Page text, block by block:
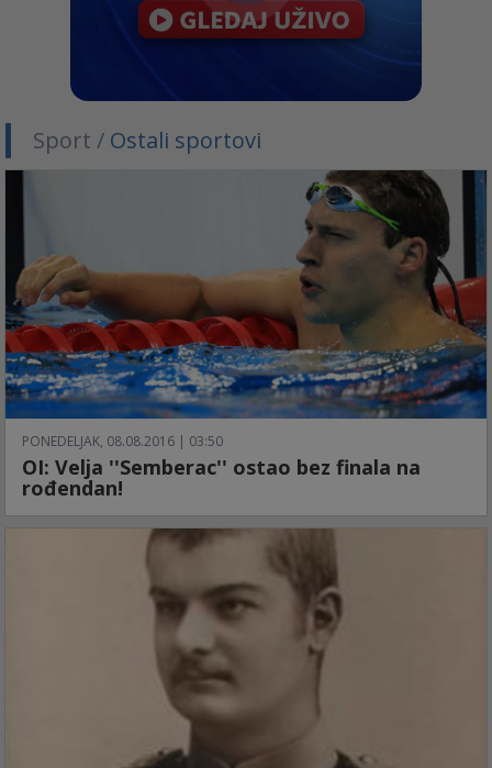
Sport / Ostali sportovi
PONEDELJAK, 08.08.2016 | 03:50
OI: Velja ''Semberac'' ostao bez finala na
rođendan!